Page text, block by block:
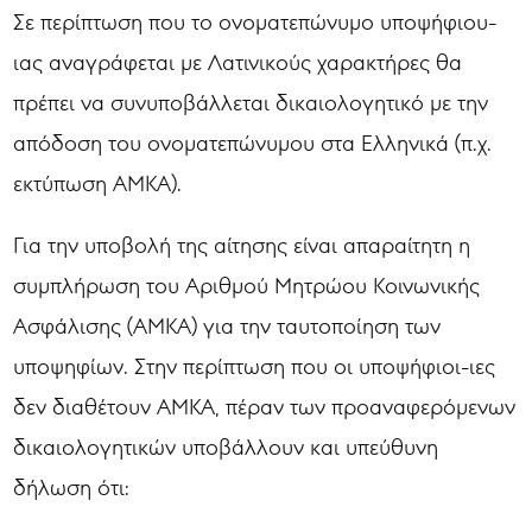
Σε περίπτωση που το ονοματεπώνυμο υποψήφιου-
ιας αναγράφεται με Λατινικούς χαρακτήρες θα
πρέπει να συνυποβάλλεται δικαιολογητικό με την
απόδοση του ονοματεπώνυμου στα Ελληνικά (π.χ.
εκτύπωση ΑΜΚΑ).
Για την υποβολή της αίτησης είναι απαραίτητη η
συμπλήρωση του Αριθμού Μητρώου Κοινωνικής
Ασφάλισης (ΑΜΚΑ) για την ταυτοποίηση των
υποψηφίων. Στην περίπτωση που οι υποψήφιοι-ιες
δεν διαθέτουν ΑΜΚΑ, πέραν των προαναφερόμενων
δικαιολογητικών υποβάλλουν και υπεύθυνη
δήλωση ότι: